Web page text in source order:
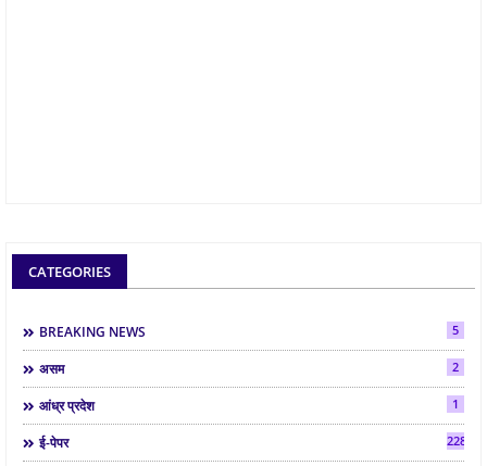
CATEGORIES
BREAKING NEWS 5
असम 2
आंध्र प्रदेश 1
ई-पेपर 2286